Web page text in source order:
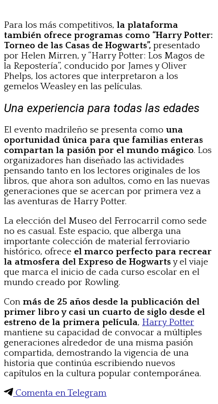
Para los más competitivos, la plataforma
también ofrece programas como “Harry Potter:
Torneo de las Casas de Hogwarts”, presentado
por Helen Mirren, y “Harry Potter: Los Magos de
la Repostería”, conducido por James y Oliver
Phelps, los actores que interpretaron a los
gemelos Weasley en las películas.
Una experiencia para todas las edades
El evento madrileño se presenta como una
oportunidad única para que familias enteras
compartan la pasión por el mundo mágico. Los
organizadores han diseñado las actividades
pensando tanto en los lectores originales de los
libros, que ahora son adultos, como en las nuevas
generaciones que se acercan por primera vez a
las aventuras de Harry Potter.
La elección del Museo del Ferrocarril como sede
no es casual. Este espacio, que alberga una
importante colección de material ferroviario
histórico, ofrece el marco perfecto para recrear
la atmosfera del Expreso de Hogwartsy el viaje
que marca el inicio de cada curso escolar en el
mundo creado por Rowling.
Con más de 25 años desde la publicación del
primer libro y casi un cuarto de siglo desde el
estreno de la primera película, Harry Potter
mantiene su capacidad de convocar a múltiples
generaciones alrededor de una misma pasión
compartida, demostrando la vigencia de una
historia que continúa escribiendo nuevos
capítulos en la cultura popular contemporánea.
Comenta en Telegram